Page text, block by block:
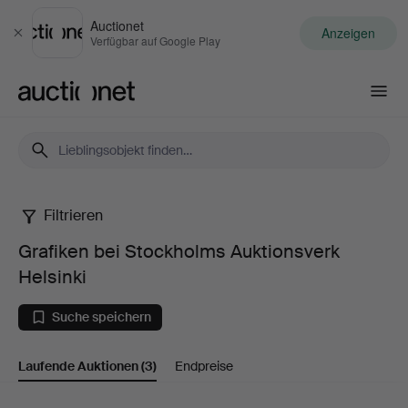
Schließen
Auctionet
Verfügbar auf Google Play Anzeigen
Grafiken
bei
Stockholms
Auktionsverk
Filtrieren
Grafiken bei Stockholms Auktionsverk
Helsinki
Suche speichern
Laufende Auktionen(3) Endpreise